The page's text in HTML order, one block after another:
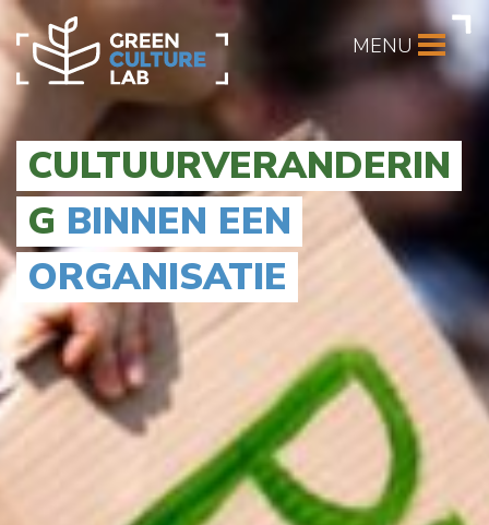
MENU
CULTUURVERANDERIN
G BINNEN EEN
ORGANISATIE